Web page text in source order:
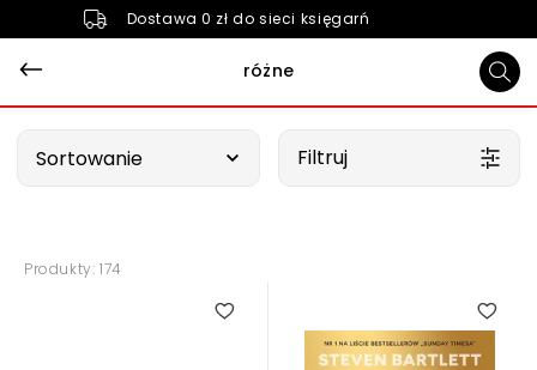
Dostawa 0 zł do sieci księgarń
różne
Sortowanie Filtruj
Produkty: 174